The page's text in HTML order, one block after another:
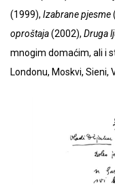
(1999), Izabrane pjesme
oproštaja(2002), Druga
mnogim domaćim, ali i
Londonu, Moskvi, Sieni,